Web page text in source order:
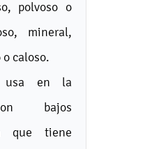
polvoso o
mineral,
caloso.
usa en la
bajos
que tiene